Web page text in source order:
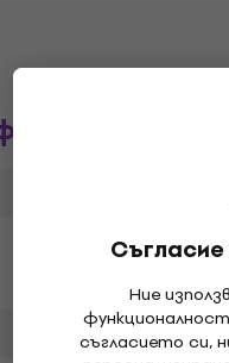
Съгласие
Ние
съгласието си,
Paranormal Offset
Telecaster